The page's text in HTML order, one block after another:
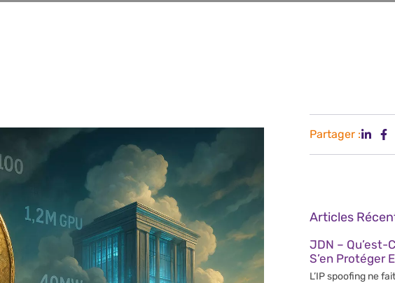
Partager :
Articles
JDN – Qu’est-
S’en Protéger
L’IP spoofing ne